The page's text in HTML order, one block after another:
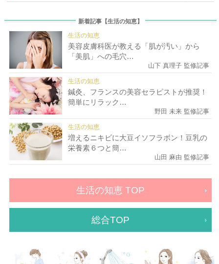
新着記事【生活の知恵】
生活の知恵
美容皮膚科医が教える「肌が汚い」から
「美肌」への毛穴…
山下 真理子 監修記事
生活の知恵
鍼灸、フランスの美容セラピストが推奨！
簡単にリラック…
野田 未来 監修記事
生活の知恵
増えるニキビに大豆イソフラボン！豆乳の
栄養素６つと簡…
山田 麻由 監修記事
生活の知恵 TOP
総合TOP